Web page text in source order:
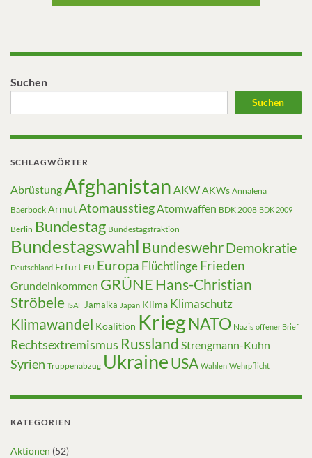
Suchen
Suchen
SCHLAGWÖRTER
AbrüstungAfghanistan AKWAKWs Annalena
Baerbock ArmutAtomausstiegAtomwaffen BDK 2008 BDK 2009
Berlin Bundestag Bundestagsfraktion
Bundestagswahl BundeswehrDemokratie
Deutschland Erfurt EU Europa FlüchtlingeFrieden
Grundeinkommen GRÜNE Hans-Christian
Ströbele ISAF Jamaika Japan Klima Klimaschutz
Klimawandel Koalition KriegNATO Nazis offener Brief
Rechtsextremismus Russland Strengmann-Kuhn
Syrien Truppenabzug UkraineUSA Wahlen Wehrpflicht
KATEGORIEN
Aktionen (52)